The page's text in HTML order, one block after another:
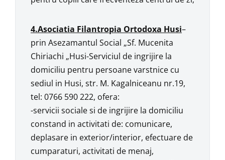
4.Asociatia Filantropia Ortodoxa Husi–
prin Asezamantul Social „Sf. Mucenita
Chiriachi „Husi-Serviciul de ingrijire la
domiciliu pentru persoane varstnice cu
sediul in Husi, str. M. Kagalniceanu nr.19,
tel: 0766 590 222, ofera:
-servicii sociale si de ingrijire la domiciliu
constand in activitati de: comunicare,
deplasare in exterior/interior, efectuare de
cumparaturi, activitati de menaj,